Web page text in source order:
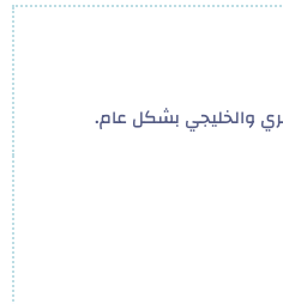
والخليجي بشكل عام.